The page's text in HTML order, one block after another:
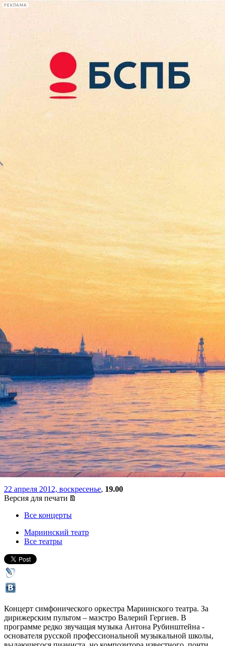
РЕКЛАМА
Сегодня:
2026.08.08
19:25
Афиша Plus
В рамках Московского
Пасхального фестиваля
концерт классической
музыки
22 апреля 2012, воскресенье, 19.00
Версия для печати
Все концерты
Мариинский театр
Все театры
Концерт симфонического оркестра Мариинского театра. За
дирижерским пультом – маэстро Валерий Гергиев. В
программе редко звучащая музыка Антона Рубинштейна -
основателя русской профессиональной музыкальной школы,